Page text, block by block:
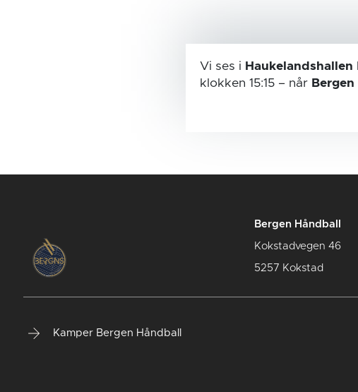
Vi ses i Haukelandshallen
klokken 15:15– når Bergen
Bergen Håndball
Kokstadvegen 46
5257 Kokstad
Kamper Bergen Håndball